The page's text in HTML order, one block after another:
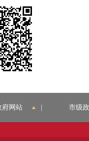
府网站 市级